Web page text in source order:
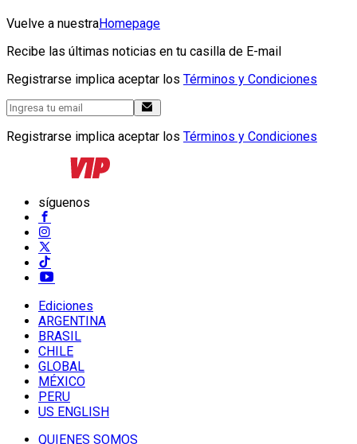
Vuelve a nuestraHomepage
Recibe las últimas noticias en tu casilla de E-mail
Registrarse implica aceptar los Términos y Condiciones
Registrarse implica aceptar los Términos y Condiciones
síguenos
Ediciones
ARGENTINA
BRASIL
CHILE
GLOBAL
MÉXICO
PERU
US ENGLISH
QUIENES SOMOS